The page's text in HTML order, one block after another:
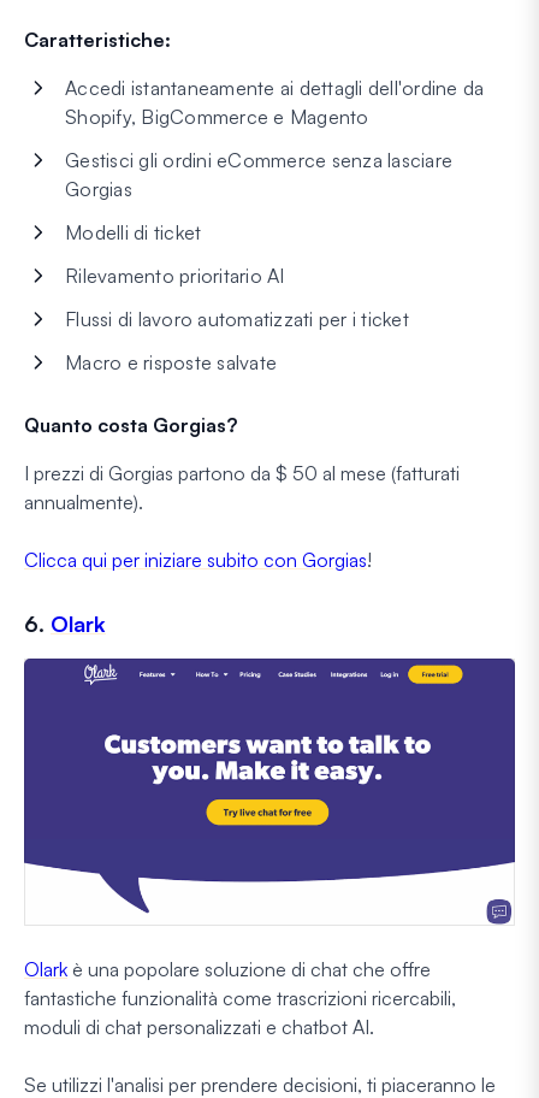
Caratteristiche:
Accedi istantaneamente ai dettagli dell'ordine da
Shopify, BigCommerce e Magento
Gestisci gli ordini eCommerce senza lasciare
Gorgias
Modelli di ticket
Rilevamento prioritario AI
Flussi di lavoro automatizzati per i ticket
Macro e risposte salvate
Quanto costa Gorgias?
I prezzi di Gorgias partono da $ 50 al mese (fatturati
annualmente).
Clicca qui per iniziare subito con Gorgias!
6. Olark
Olark è una popolare soluzione di chat che offre
fantastiche funzionalità come trascrizioni ricercabili,
moduli di chat personalizzati e chatbot AI.
Se utilizzi l'analisi per prendere decisioni, ti piaceranno le